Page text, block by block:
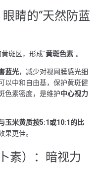
睛的“天然防蓝
斑区，形成“黄斑色素”。
蓝光，减少对视网膜感光细
以中和自由基，保护黄斑健
色素密度，是维护中心视力
玉米黄质按5:1或10:1的比
果更佳。
素）：暗视力